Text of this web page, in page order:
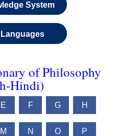
System
of Philosophy
Hindi)
E F G H
M N O P